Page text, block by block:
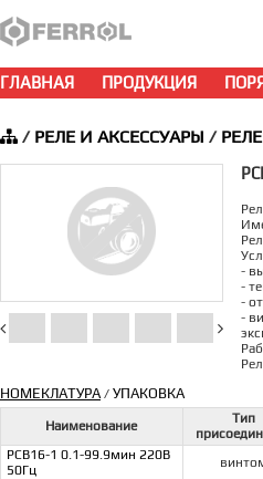
ГЛАВНАЯ ПРОДУКЦИЯ
/ РЕЛЕ И АКСЕССУАРЫ /
-
-
-
-
НОМЕКЛАТУРА/ УПАКОВКА
Наименование
Тип
РСВ16-1 0.1-99.9мин 220В
50Гц